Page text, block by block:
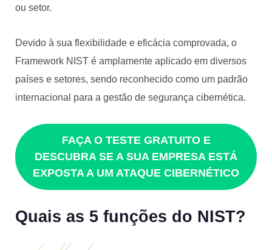
ou setor.
Devido à sua flexibilidade e eficácia comprovada, o
Framework NIST é amplamente aplicado em diversos
países e setores, sendo reconhecido como um padrão
internacional para a gestão de segurança cibernética.
FAÇA O TESTE GRATUITO E
DESCUBRA SE A SUA EMPRESA ESTÁ
EXPOSTA A UM ATAQUE CIBERNÉTICO
Quais as 5 funções do NIST?